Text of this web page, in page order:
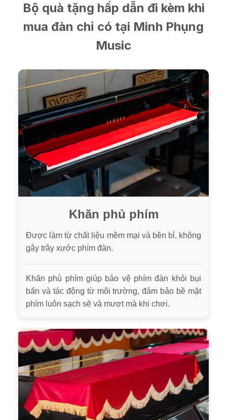
Bộ quà tặng hấp dẫn đi kèm khi
mua đàn chỉ có tại Minh Phụng
Music
Khăn phủ phím
Được làm từ chất liệu mềm mại và bền bỉ, không
gây trầy xước phím đàn.
Khăn phủ phím giúp bảo vệ phím đàn khỏi bụi
bẩn và tác động từ môi trường, đảm bảo bề mặt
phím luôn sạch sẽ và mượt mà khi chơi.